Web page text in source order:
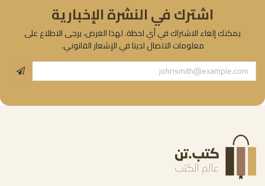
اشترك في النشرة الإخبارية
يمكنك إلغاء الاشتراك في أي لحظة. لهذا الغرض، يرجى الاطلاع على
معلومات الاتصال لدينا في الإشعار القانوني.